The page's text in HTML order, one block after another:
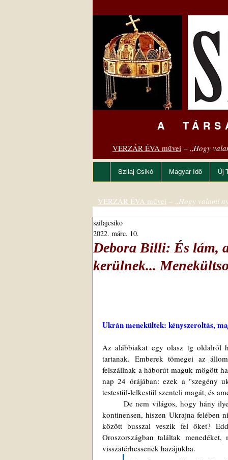
A
VERZÁR ÉVA művei – „Hogy
Szilaj Csikó Magyar Idő Új
Debora Billi: És lám,
kerülnek...
szilajcsiko
2022. márc. 10.
Ukrán menekültek: kényszeroltás,
Az alábbiakat egy olasz tg oldalról
tartanak. Emberek tömegei az
felszállnak a háborút maguk mögött
nap 24 órájában: ezek a "szegény
testestül-lelkestül szenteli magát, és
kontinensen, hiszen Ukrajna felében
között busszal veszik fel őket?
Oroszországban találtak
visszatérhessenek hazájukba.
VERZÁR ÉVA művei – „Hogy valami